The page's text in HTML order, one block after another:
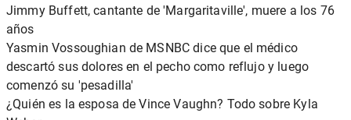
Jimmy Buffett, cantante de 'Margaritaville', muere a los 76
años
Yasmin Vossoughian de MSNBC dice que el médico
descartó sus dolores en el pecho como reflujo y luego
comenzó su 'pesadilla'
¿Quién es la esposa de Vince Vaughn? Todo sobre Kyla